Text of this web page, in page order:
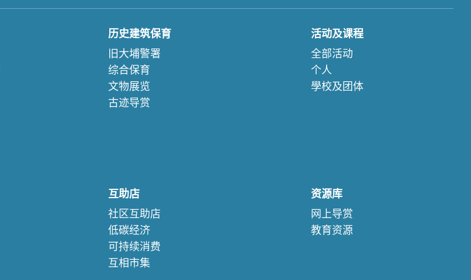
历史建筑保育
旧大埔警署
综合保育
文物展览
古迹导赏
活动及课程
全部活动
个人
學校及团体
互助店
社区互助店
低碳经济
可持续消费
互相市集
资源库
网上导赏
教育资源